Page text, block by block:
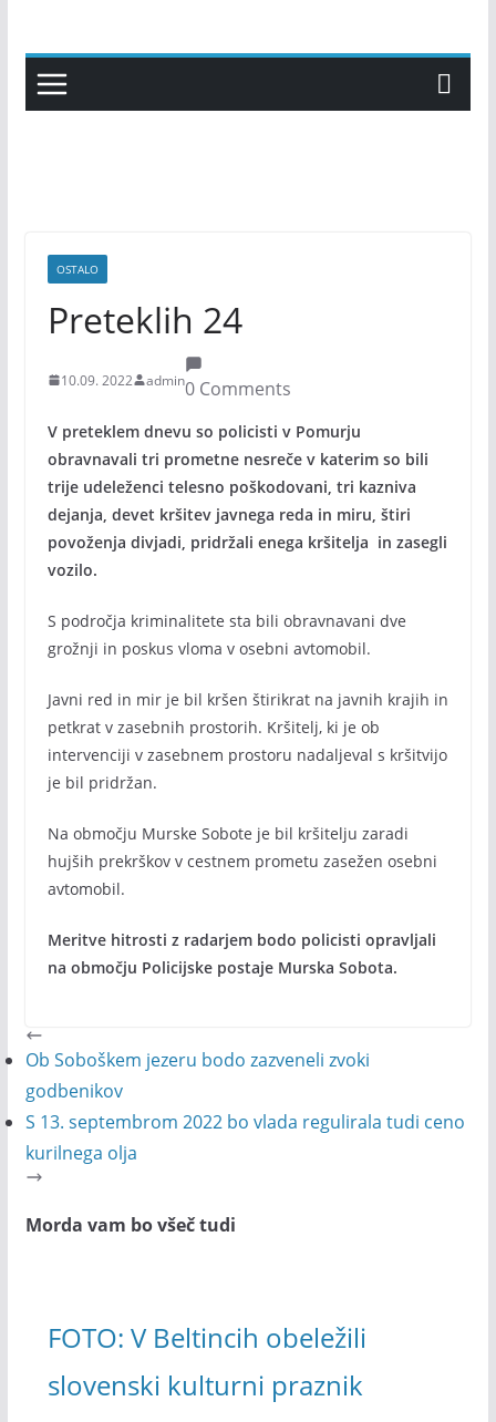
content
OSTALO
Preteklih 24
10.09. 2022 admin0 Comments
V preteklem dnevu so policisti v Pomurju
obravnavali tri prometne nesreče v katerim so bili
trije udeleženci telesno poškodovani, tri kazniva
dejanja, devet kršitev javnega reda in miru, štiri
povoženja divjadi, pridržali enega kršitelja in zasegli
vozilo.
S področja kriminalitete sta bili obravnavani dve
grožnji in poskus vloma v osebni avtomobil.
Javni red in mir je bil kršen štirikrat na javnih krajih in
petkrat v zasebnih prostorih. Kršitelj, ki je ob
intervenciji v zasebnem prostoru nadaljeval s kršitvijo
je bil pridržan.
Na območju Murske Sobote je bil kršitelju zaradi
hujših prekrškov v cestnem prometu zasežen osebni
avtomobil.
Meritve hitrosti z radarjem bodo policisti opravljali
na območju Policijske postaje Murska Sobota.
Ob Soboškem jezeru bodo zazveneli zvoki
godbenikov
S 13. septembrom 2022 bo vlada regulirala tudi ceno
kurilnega olja
Morda vam bo všeč tudi
FOTO: V Beltincih obeležili
slovenski kulturni praznik